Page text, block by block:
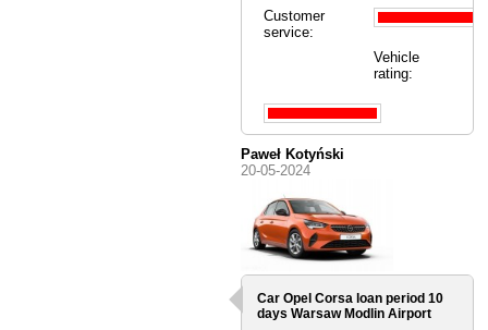
Customer
service:
Vehicle
rating:
Paweł Kotyński
20-05-2024
Car Opel Corsa loan period 10
daysWarsaw Modlin Airport